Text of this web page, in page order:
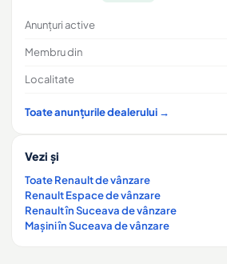
Anunțuri active
Membru din
Localitate
Toate anunțurile dealerului →
Vezi și
Toate Renault de vânzare
Renault Espace de vânzare
Renault în Suceava de vânzare
Mașini în Suceava de vânzare